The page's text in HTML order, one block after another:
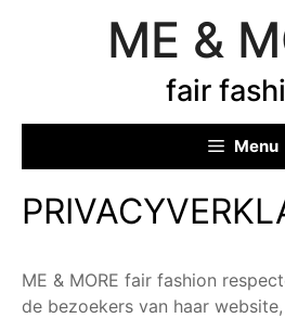
ME &
fair
Menu
ME & MORE fair fashion
de bezoekers van haar